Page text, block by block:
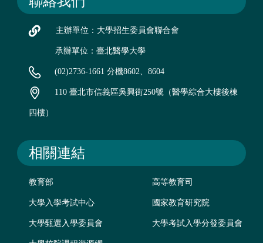
主辦單位：大學招生委員會聯合會
承辦單位：臺北醫學大學
(02)2736-1661 分機8602、8604
110 臺北市信義區吳興街250號（醫學綜合大樓後棟
四樓）
相關連結
教育部 高等教育司
大學入學考試中心 國家教育研究院
大學甄選入學委員會 大學考試入學分發委員會